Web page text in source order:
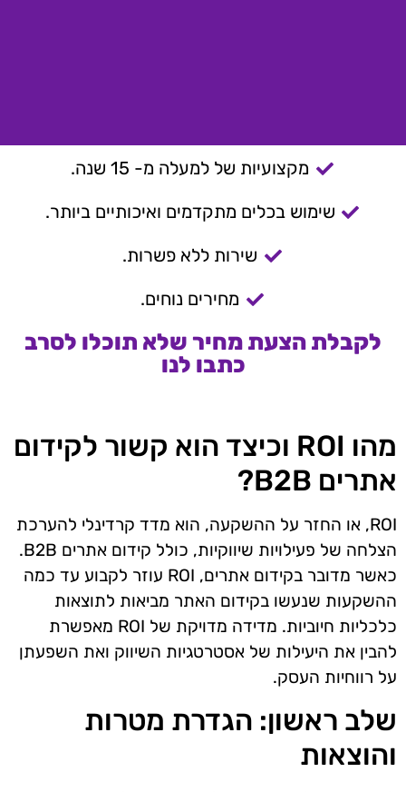
מקצועיות של למעלה מ- 15 שנה.
שימוש בכלים מתקדמים ואיכותיים ביותר.
שירות ללא פשרות.
מחירים נוחים.
לקבלת הצעת מחיר שלא תוכלו לסרב
כתבו לנו
מהו ROI וכיצד הוא קשור לקידום
אתרים B2B?
ROI, או החזר על ההשקעה, הוא מדד קרדינלי להערכת
הצלחה של פעילויות שיווקיות, כולל קידום אתרים B2B.
כאשר מדובר בקידום אתרים, ROI עוזר לקבוע עד כמה
ההשקעות שנעשו בקידום האתר מביאות לתוצאות
כלכליות חיוביות. מדידה מדויקת של ROI מאפשרת
להבין את היעילות של אסטרטגיות השיווק ואת השפעתן
על רווחיות העסק.
שלב ראשון: הגדרת מטרות
והוצאות